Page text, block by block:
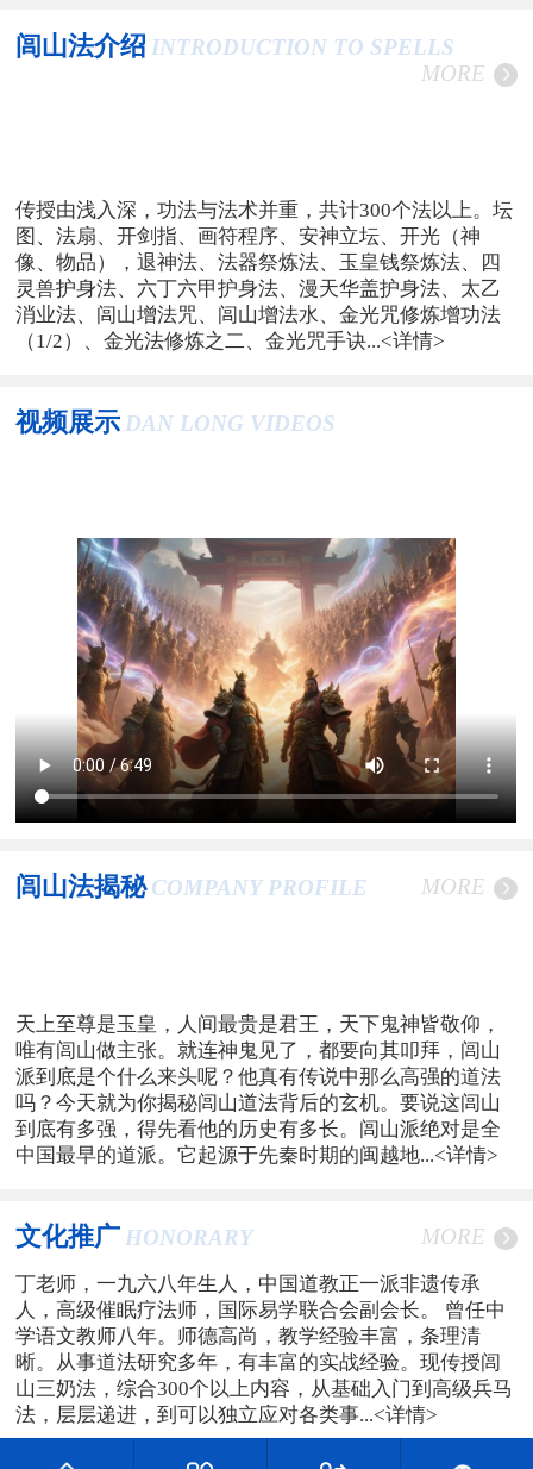
闾山法介绍 INTRODUCTION TO SPELLS
MORE
传授由浅入深，功法与法术并重，共计300个法以上。坛
图、法扇、开剑指、画符程序、安神立坛、开光（神
像、物品），退神法、法器祭炼法、玉皇钱祭炼法、四
灵兽护身法、六丁六甲护身法、漫天华盖护身法、太乙
消业法、闾山增法咒、闾山增法水、金光咒修炼增功法
（1/2）、金光法修炼之二、金光咒手诀...<详情>
视频展示 DAN LONG VIDEOS
闾山法揭秘 COMPANY PROFILE MORE
天上至尊是玉皇，人间最贵是君王，天下鬼神皆敬仰，
唯有闾山做主张。就连神鬼见了，都要向其叩拜，闾山
派到底是个什么来头呢？他真有传说中那么高强的道法
吗？今天就为你揭秘闾山道法背后的玄机。要说这闾山
到底有多强，得先看他的历史有多长。闾山派绝对是全
中国最早的道派。它起源于先秦时期的闽越地...<详情>
文化推广 HONORARY MORE
丁老师，一九六八年生人，中国道教正一派非遗传承
人，高级催眠疗法师，国际易学联合会副会长。 曾任中
学语文教师八年。师德高尚，教学经验丰富，条理清
晰。从事道法研究多年，有丰富的实战经验。现传授闾
山三奶法，综合300个以上内容，从基础入门到高级兵马
法，层层递进，到可以独立应对各类事...<详情>